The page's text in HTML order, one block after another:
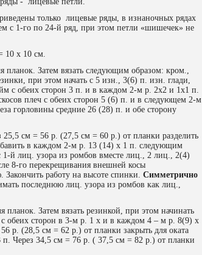
только лицевые ряды, в изнаночных рядах
с 1-го по 24-й ряд, при этом петли «шишечек» не
10 х 10 см.
планок. Затем вязать следующим образом: кром.,
при этом начать с 5 изн., 3(6) п. изн. глади,
с обеих сторон 3 п. и в каждом 2-м р. 2х2 и 1х1 п.
плеч с обеих сторон 5 (6) п. и в следующем 2-м
горловины средние 26 (28) п. и обе сторону
см = 56 р. (27,5 см = 60 р.) от планки разделить
в каждом 2-м р. 13 (14) х 1 п. следующим
й лиц. узора из ромбов вместе лиц., 2 лиц., 2(4)
8-го перекрещивания внешней косы
работу на высоте спинки. Симметрично
последнюю лиц. узора из ромбов как лиц.,
Затем вязать резинкой, при этом начинать
обеих сторон в 3-м р. 1 х и в каждом 4 – м р. 8(9) х
р. (28,5 см = 62 р.) от планки закрыть для оката
Через 34,5 см = 76 р. ( 37,5 см = 82 р.) от планки